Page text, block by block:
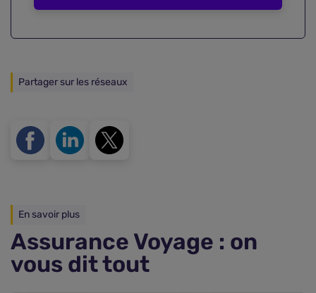
Partager sur les réseaux
En savoir plus
Assurance Voyage : on
vous dit tout